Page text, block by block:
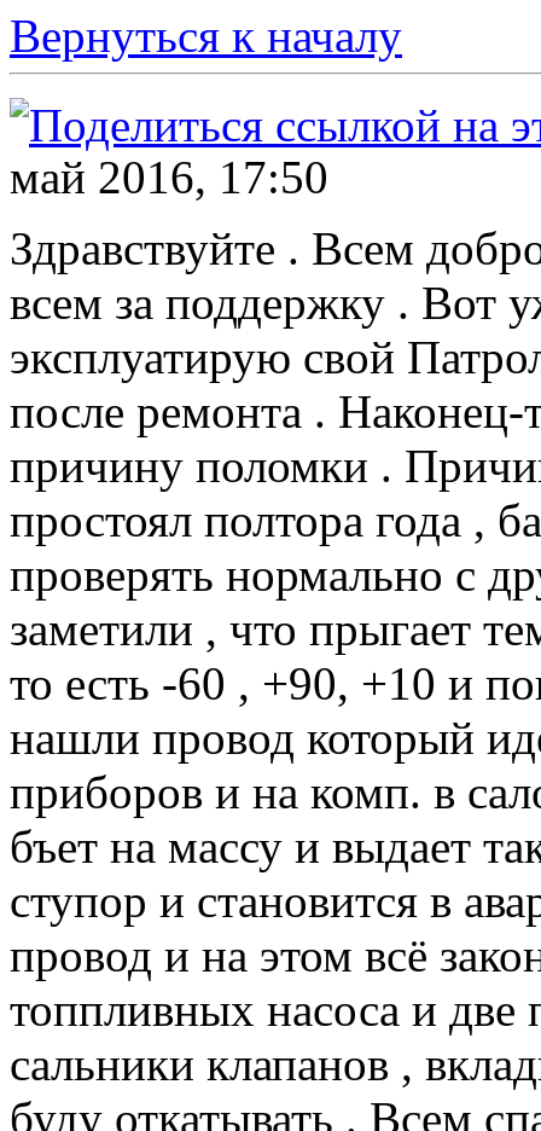
Вернуться к началу
май 2016, 17:50
Здравствуйте . Всем
всем за поддержку . Вот
эксплуатирую свой
после ремонта .
причину поломки .
простоял полтора года ,
проверять нормально с
заметили , что прыгает
то есть -60 , +90, +10 и
нашли провод который
приборов и на комп. в
бъет на массу и выдает
ступор и становится в
провод и на этом всё
топпливных насоса и
сальники клапанов ,
буду откатывать . Всем